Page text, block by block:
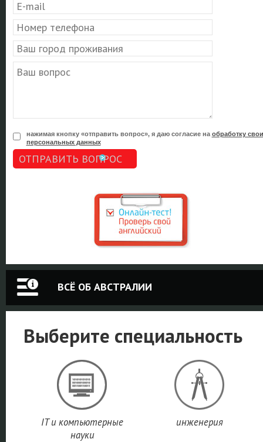
нажимая кнопку «отправить вопрос», я даю согласие на обработку
персональных данных
ОТПРАВИТЬ ВОПРОС
ВСЁ ОБ АВСТРАЛИИ
Выберите специальность
IT и компьютерные
науки
инженерия